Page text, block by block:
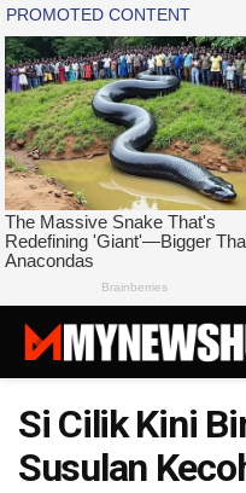
Si Cilik Kini
Susulan